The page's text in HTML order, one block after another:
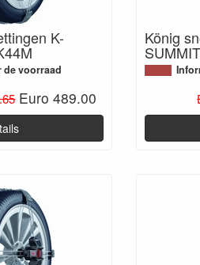
K-
de voorraad
Euro 489.00
König